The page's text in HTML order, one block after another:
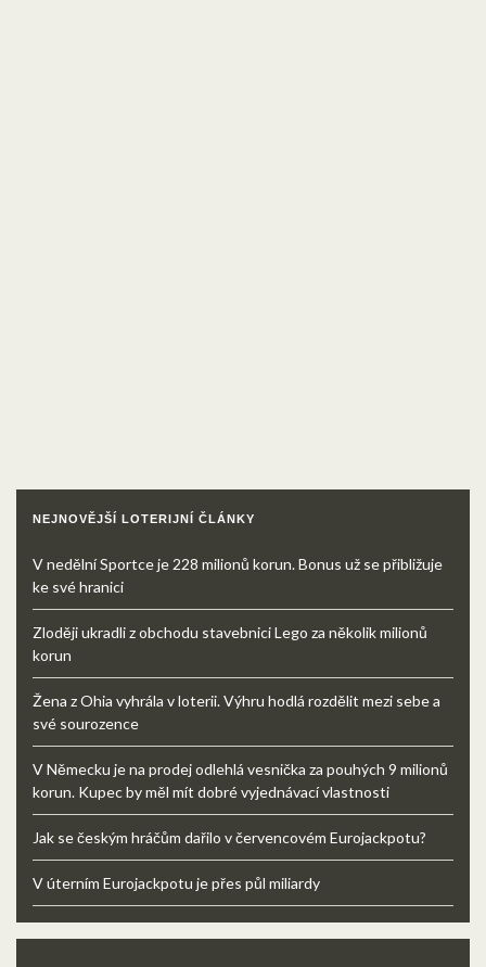
NEJNOVĚJŠÍ LOTERIJNÍ ČLÁNKY
V nedělní Sportce je 228 milionů korun. Bonus už se přibližuje
ke své hranici
Zloději ukradli z obchodu stavebnici Lego za několik milionů
korun
Žena z Ohia vyhrála v loterii. Výhru hodlá rozdělit mezi sebe a
své sourozence
V Německu je na prodej odlehlá vesnička za pouhých 9 milionů
korun. Kupec by měl mít dobré vyjednávací vlastnosti
Jak se českým hráčům dařilo v červencovém Eurojackpotu?
V úterním Eurojackpotu je přes půl miliardy